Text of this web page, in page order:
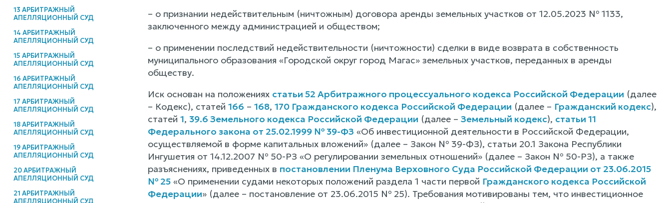
13 АРБИТРАЖНЫЙ
АПЕЛЛЯЦИОННЫЙ СУД
14 АРБИТРАЖНЫЙ
АПЕЛЛЯЦИОННЫЙ СУД
15 АРБИТРАЖНЫЙ
АПЕЛЛЯЦИОННЫЙ СУД
16 АРБИТРАЖНЫЙ
АПЕЛЛЯЦИОННЫЙ СУД
17 АРБИТРАЖНЫЙ
АПЕЛЛЯЦИОННЫЙ СУД
18 АРБИТРАЖНЫЙ
АПЕЛЛЯЦИОННЫЙ СУД
19 АРБИТРАЖНЫЙ
АПЕЛЛЯЦИОННЫЙ СУД
20 АРБИТРАЖНЫЙ
АПЕЛЛЯЦИОННЫЙ СУД
21 АРБИТРАЖНЫЙ
АПЕЛЛЯЦИОННЫЙ СУД
– о признании недействительным (ничтожным) договора аренды земельных участков от 12.05.2023 № 1133,
заключенного между администрацией и обществом;
– о применении последствий недействительности (ничтожности) сделки в виде возврата в собственность
муниципального образования «Городской округ город Магас» земельных участков, переданных в аренды
обществу.
Иск основан на положениях статьи 52 Арбитражного процессуального кодекса Российской Федерации (далее
– Кодекс), статей 166 – 168, 170 Гражданского кодекса Российской Федерации (далее – Гражданский кодекс),
статей 1, 39.6 Земельного кодекса Российской Федерации (далее – Земельный кодекс), статьи 11
Федерального закона от 25.02.1999 № 39-ФЗ «Об инвестиционной деятельности в Российской Федерации,
осуществляемой в форме капитальных вложений» (далее – Закон № 39-ФЗ), статьи 20.1 Закона Республики
Ингушетия от 14.12.2007 № 50-РЗ «О регулировании земельных отношений» (далее – Закон № 50-РЗ), а также
разъяснениях, приведенных в постановлении Пленума Верховного Суда Российской Федерации от 23.06.2015
№ 25«О применении судами некоторых положений раздела 1 части первой Гражданского кодекса Российской
Федерации» (далее – постановление от 23.06.2015 № 25). Требования мотивированы тем, что инвестиционное